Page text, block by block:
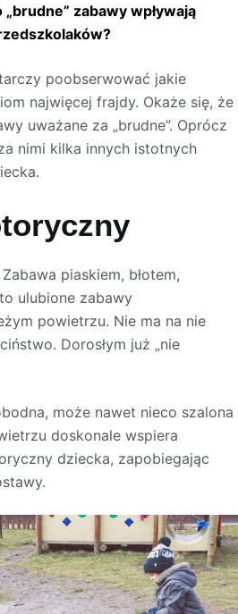
zabawy wpływają
poobserwować jakie
najwięcej frajdy. Okaże się, że
uważane za „brudne”. Oprócz
nimi kilka innych istotnych
piaskiem, błotem,
ulubione zabawy
powietrzu. Nie ma na nie
Dorosłym już „nie
może nawet nieco szalona
doskonale wspiera
dziecka, zapobiegając